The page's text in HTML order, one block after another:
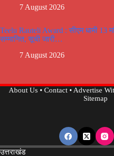
7 August 2026
Teelu Rauteli Award : सीएम धामी 13
सम्मानित, सूची जारी…
7 August 2026
About Us• Contact•Advertise
Sitemap
उत्तराखंड